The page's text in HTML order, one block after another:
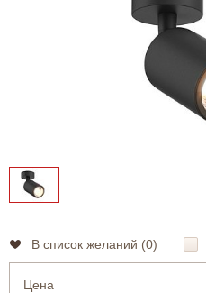
В список желаний (0)
Цена